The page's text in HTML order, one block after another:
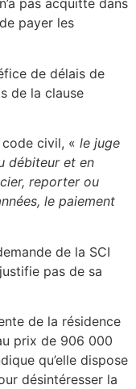
pas acquitté dans
payer les
de délais de
de la clause
code civil, « le juge
débiteur et en
reporter ou
le paiement
de la SCI
pas de sa
de la résidence
prix de 906 000
qu’elle dispose
désintéresser la